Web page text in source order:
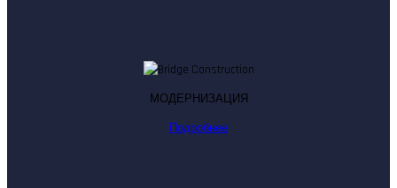
МОДЕРНИЗАЦИЯ
Подробнее